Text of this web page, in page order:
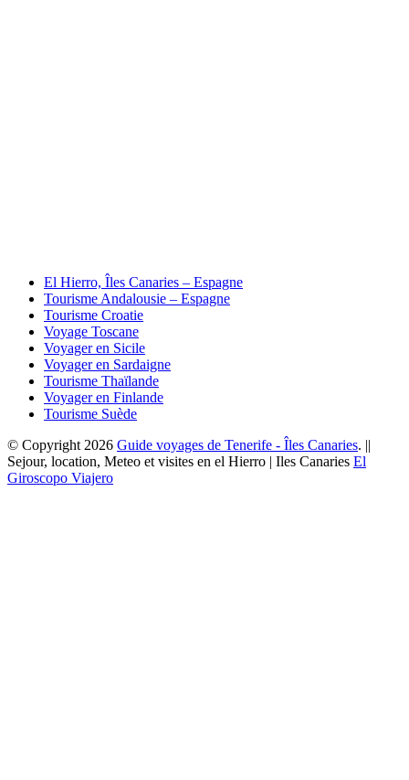
El Hierro, Îles Canaries – Espagne
Tourisme Andalousie – Espagne
Tourisme Croatie
Voyage Toscane
Voyager en Sicile
Voyager en Sardaigne
Tourisme Thaïlande
Voyager en Finlande
Tourisme Suède
© Copyright 2026 Guide voyages de Tenerife - Îles Canaries. ||
Sejour, location, Meteo et visites en el Hierro | Iles Canaries El
Giroscopo Viajero